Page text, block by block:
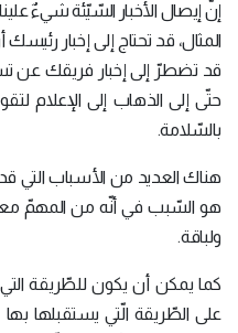
إنّ إيصال الأخبار السّيّئة شيءٌ
المثال، قد تحتاج إلى إخبار رئيسك
قد تضطرّ إلى إخبار فريقك عن
حتّى إلى الذهاب إلى الإعلام
بالسّلامة.
هناك العديد من الأسباب التي قد
هو السّبب في أنّه من المهمّ
ولباقة.
كما يمكن أن يكون للطّريقة التي
على الطّريقة الّتي يستقبلها